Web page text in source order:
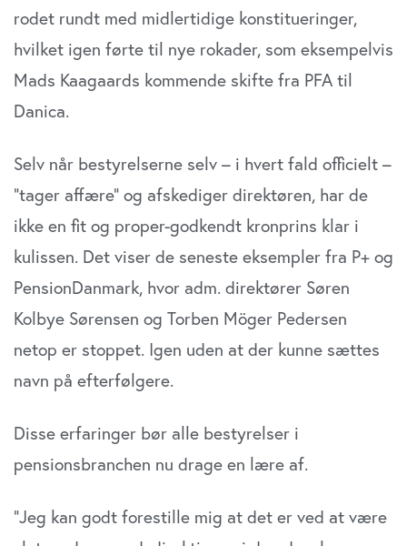
rodet rundt med midlertidige konstitueringer,
hvilket igen førte til nye rokader, som eksempelvis
Mads Kaagaards kommende skifte fra PFA til
Danica.
Selv når bestyrelserne selv – i hvert fald officielt –
”tager affære” og afskediger direktøren, har de
ikke en fit og proper-godkendt kronprins klar i
kulissen. Det viser de seneste eksempler fra P+ og
PensionDanmark, hvor adm. direktører Søren
Kolbye Sørensen og Torben Möger Pedersen
netop er stoppet. Igen uden at der kunne sættes
navn på efterfølgere.
Disse erfaringer bør alle bestyrelser i
pensionsbranchen nu drage en lære af.
”Jeg kan godt forestille mig at det er ved at være